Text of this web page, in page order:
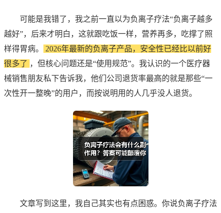
可能是我错了，我之前一直以为负离子疗法“负离子越多
越好”，后来才明白，这就跟吃饭一样，营养再多，吃撑了照
样得胃病。
2026年最新的负离子产品，安全性已经比以前好
很多了 ，但核心问题还是“使用规范”。我认识的一个医疗器
械销售朋友私下告诉我，他们公司退货率最高的就是那些“一
次性开一整晚”的用户，而按说明用的人几乎没人退货。
文章写到这里，我自己其实也有点困惑。你说负离子疗法